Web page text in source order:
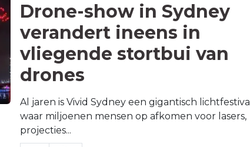
Drone-show in Sydney
verandert ineens in
vliegende stortbui van
drones
Al jaren is Vivid Sydney een gigantisch lichtfestival
waar miljoenen mensen op afkomen voor lasers,
projecties...